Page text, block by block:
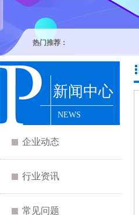
热门推荐：
新闻中心
NEWS
企业动态
行业资讯
常见问题